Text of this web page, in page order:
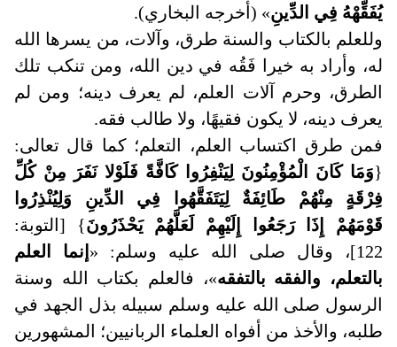
يُفَقِّهْهُ فِي الدِّينِ» (أخرجه البخاري).
وللعلم بالكتاب والسنة طرق، وآلات، من يسرها الله
له، وأراد به خيرا فَقُه في دين الله، ومن تنكب تلك
الطرق، وحرم آلات العلم، لم يعرف دينه؛ ومن لم
يعرف دينه، لا يكون فقيهًا، ولا طالب فقه.
فمن طرق اكتساب العلم، التعلم؛ كما قال تعالى:
{وَمَا كَانَ الْمُؤْمِنُونَ لِيَنْفِرُوا كَافَّةً فَلَوْلا نَفَرَ مِنْ كُلِّ
فِرْقَةٍ مِنْهُمْ طَائِفَةٌ لِيَتَفَقَّهُوا فِي الدِّينِ وَلِيُنْذِرُوا
قَوْمَهُمْ إِذَا رَجَعُوا إِلَيْهِمْ لَعَلَّهُمْ يَحْذَرُونَ} [التوبة:
122]، وقال صلى الله عليه وسلم: «
إنما العلم
بالتعلم، والفقه بالتفقه»، فالعلم بكتاب الله وسنة
الرسول صلى الله عليه وسلم سبيله بذل الجهد في
طلبه، والأخذ من أفواه العلماء الربانيين؛ المشهورين